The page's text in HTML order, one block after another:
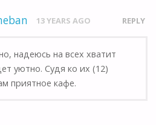
13 YEARS AGO REPLY
надеюсь на всех хватит
уютно. Судя ко их (12)
приятное кафе.